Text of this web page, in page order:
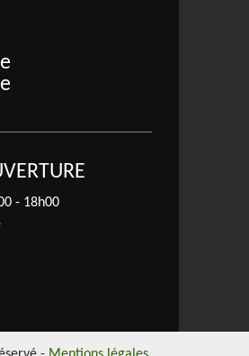
- 18h00